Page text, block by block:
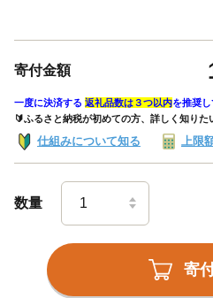
寄付金額
一度に決済する 返礼品数は３つ以内を推奨し
🔰ふるさと納税が初めての方、詳しく知りた
仕組みについて知る 上限
数量
寄